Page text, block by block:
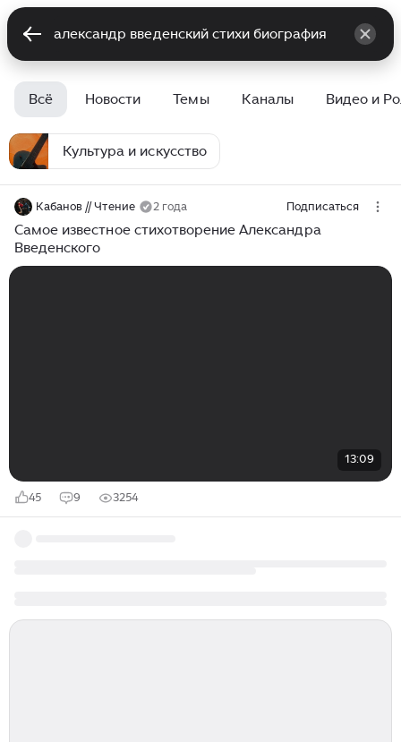
Всё Новости Темы Каналы Видео и
Культура и искусство
Кабанов // Чтение 2 года Подписаться
Самое известное стихотворение Александра
Введенского
13:09
45 9 3254